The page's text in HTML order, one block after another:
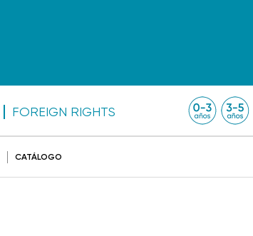
FOREIGN RIGHTS
CATÁLOGO